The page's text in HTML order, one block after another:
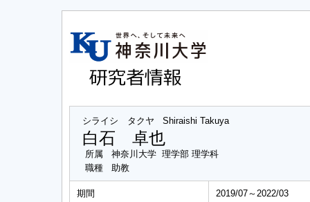
シライシ タクヤ Shiraishi Takuya
白石 卓也
所属
神奈川大学 理学部 理学科
職種
助教
期間 2019/07～2022/03